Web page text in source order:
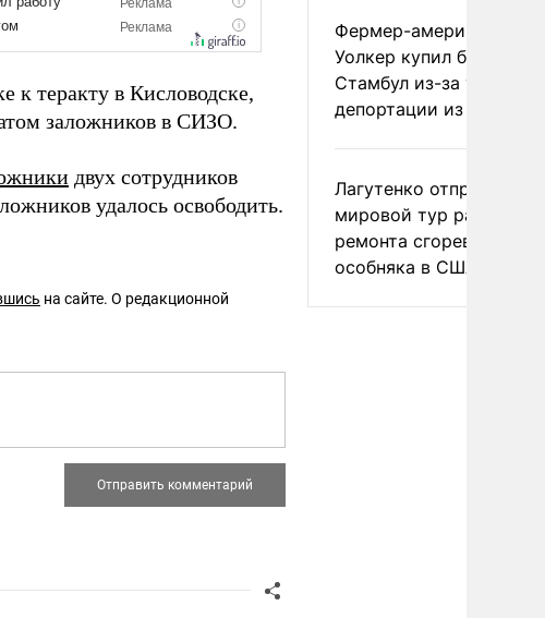
к теракту в Кисловодске,
заложников в СИЗО.
двух сотрудников
удалось освободить.
на сайте. О редакционной
Фермер-американец
Уолкер купил билет в
Стамбул из-за угрозы
депортации из России
Лагутенко отправился в
мировой тур ради
ремонта сгоревшего
особняка в США